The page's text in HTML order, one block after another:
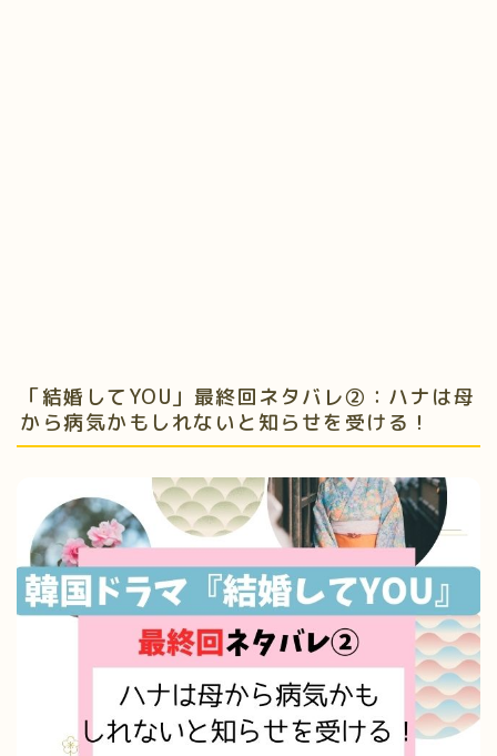
「結婚してYOU」最終回ネタバレ②：ハナは母
から病気かもしれないと知らせを受ける！